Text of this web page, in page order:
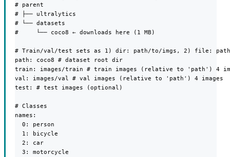
# parent
# ├── ultralytics
# └── datasets
#     └── coco8 ← downloads here (1 MB)
# Train/val/test sets as 1) dir: path/to/imgs, 2) file:
path: coco8 # dataset root dir
train: images/train # train images (relative to 'path') 4
val: images/val # val images (relative to 'path') 4 images
test: # test images (optional)
# Classes
names:
  0: person
  1: bicycle
  2: car
  3: motorcycle